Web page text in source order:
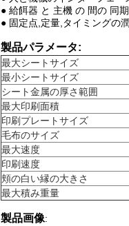
● 給餌器 と 主機 の 間の 同
● 固定点,定量,タイミングの
製品パラメータ:
最大シートサイズ
最小シートサイズ
シート金属の厚さ範囲
最大印刷面積
印刷プレートサイズ
毛布のサイズ
最大速度
印刷速度
頬の白い縁の大きさ
最大積み重量
製品画像: